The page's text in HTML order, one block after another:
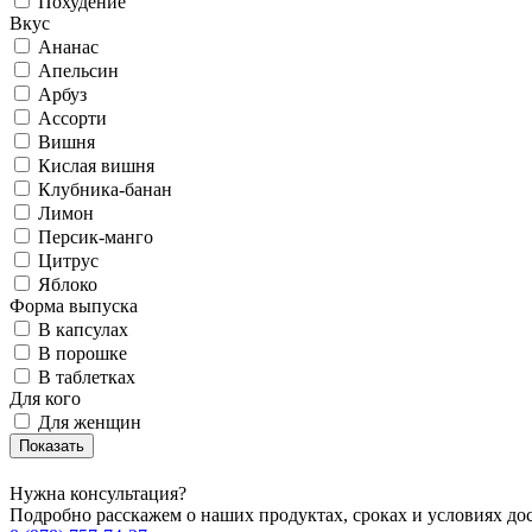
Вкус
Ананас
Апельсин
Арбуз
Ассорти
Вишня
Кислая вишня
Клубника-банан
Лимон
Персик-манго
Цитрус
Яблоко
Форма выпуска
В капсулах
В порошке
В таблетках
Для кого
Для женщин
Нужна консультация?
Подробно расскажем о наших продуктах, сроках и условиях